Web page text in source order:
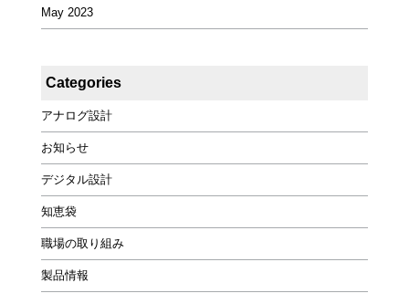
May 2023
Categories
アナログ設計
お知らせ
デジタル設計
知恵袋
職場の取り組み
製品情報